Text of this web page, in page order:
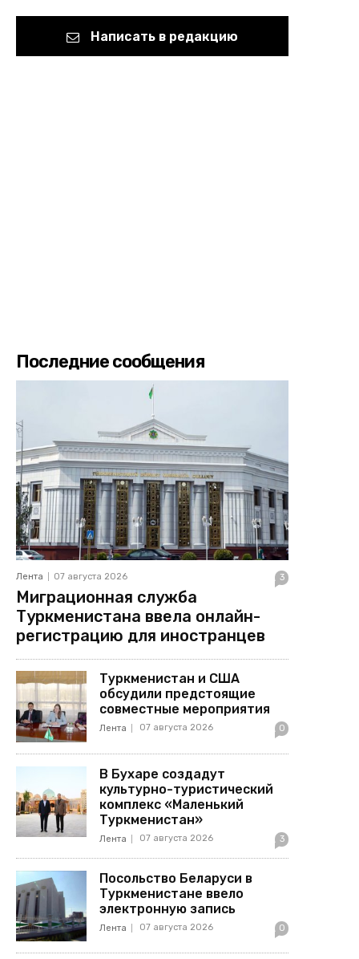
Написать в редакцию
Последние сообщения
Лента 07 августа 2026 3
Миграционная служба
Туркменистана ввела онлайн-
регистрацию для иностранцев
Туркменистан и США
обсудили предстоящие
совместные мероприятия
Лента 07 августа 2026 0
В Бухаре создадут
культурно-туристический
комплекс «Маленький
Туркменистан»
Лента 07 августа 2026 3
Посольство Беларуси в
Туркменистане ввело
электронную запись
Лента 07 августа 2026 0